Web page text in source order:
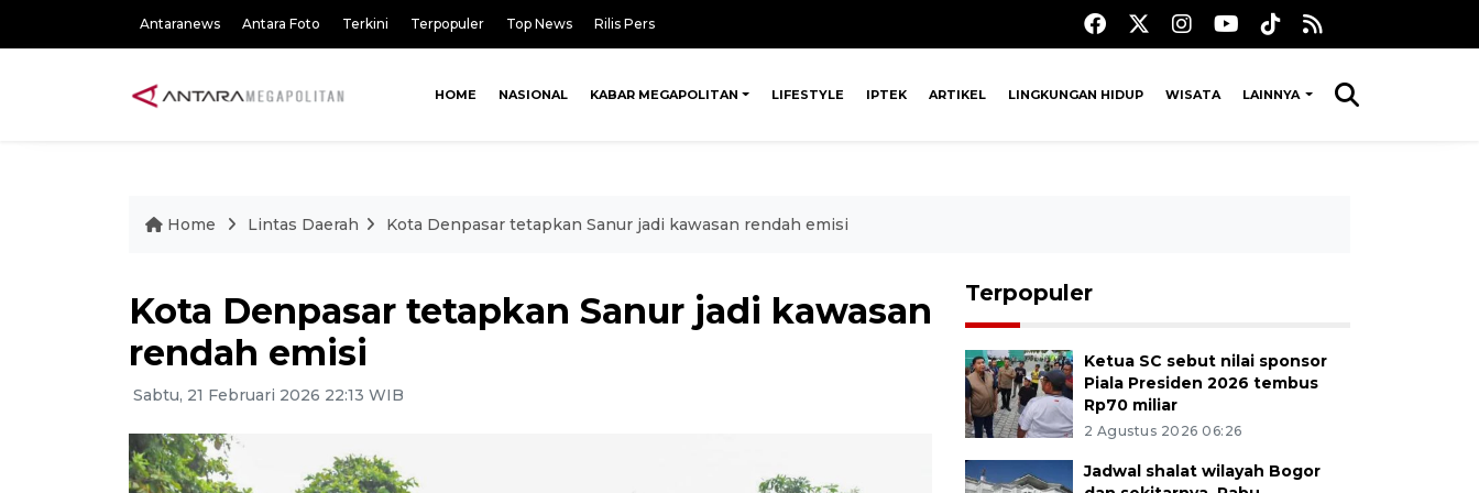
Antaranews Antara Foto Terkini Terpopuler Top News Rilis Pers
HOME NASIONAL KABAR MEGAPOLITAN LIFESTYLE IPTEK ARTIKEL LINGKUNGAN HIDUP WISATA LAINNYA
Home Lintas Daerah Kota Denpasar tetapkan Sanur jadi kawasan rendah emisi
Kota Denpasar tetapkan Sanur jadi kawasan
rendah emisi
Sabtu, 21 Februari 2026 22:13 WIB
Terpopuler
Ketua SC sebut nilai sponsor
Piala Presiden 2026 tembus
Rp70 miliar
2 Agustus 2026 06:26
Jadwal shalat wilayah Bogor